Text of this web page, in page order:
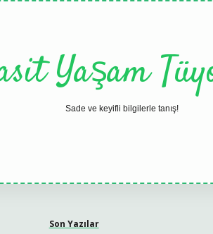
Yaşam
Sade ve keyifli bilgilerle tanış!
Son Yazılar